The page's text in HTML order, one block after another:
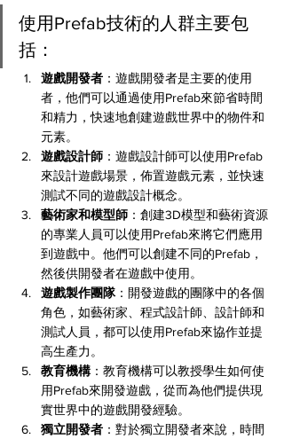
使用Prefab技術的人群主要包
括：
遊戲開發者 ：遊戲開發者是主要的使用
者，他們可以通過使用Prefab來節省時間
和精力，快速地創建遊戲世界中的物件和
元素。
遊戲設計師 ：遊戲設計師可以使用Prefab
來設計遊戲場景，佈置遊戲元素，並快速
測試不同的遊戲設計概念。
藝術家和模型師 ：創建3D模型和藝術資源
的專業人員可以使用Prefab來將它們應用
到遊戲中。他們可以創建不同的Prefab，
然後供開發者在遊戲中使用。
遊戲製作團隊：開發遊戲的團隊中的各個
角色，如藝術家、程式設計師、設計師和
測試人員，都可以使用Prefab來協作並提
高生產力。
教育機構：教育機構可以教授學生如何使
用Prefab來開發遊戲，從而為他們提供現
實世界中的遊戲開發經驗。
獨立開發者 ：對於獨立開發者來說，時間